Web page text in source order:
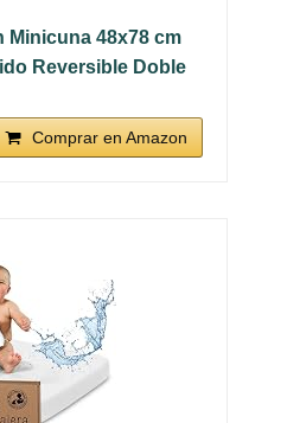
Minicuna 48x78 cm
Reversible Doble
Comprar en Amazon